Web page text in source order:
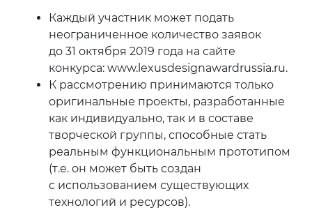
Каждый участник может подать
неограниченное количество заявок
до 31 октября 2019 года на сайте
конкурса: www.lexusdesignawardrussia.ru.
К рассмотрению принимаются только
оригинальные проекты, разработанные
как индивидуально, так и в составе
творческой группы, способные стать
реальным функциональным прототипом
(т.е. он может быть создан
с использованием существующих
технологий и ресурсов).